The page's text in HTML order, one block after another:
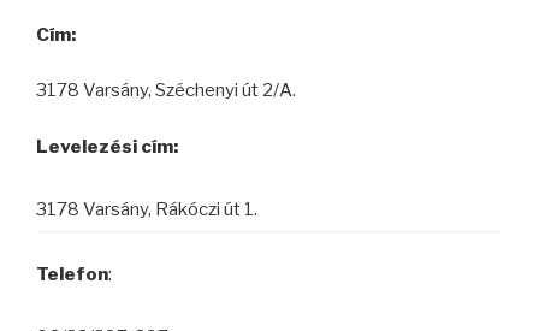
Cím:
3178 Varsány, Széchenyi út 2/A.
Levelezési cím:
3178 Varsány, Rákóczi út 1.
Telefon: